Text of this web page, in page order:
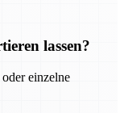
lassen?
einzelne